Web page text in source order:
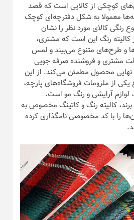
کوچکی از کالایی است که قصد
معمولا به شکل دفترچه‌ای کوچک
رنگی کالای مورد نظر را نشان
رنگ این است که مشتری،
و طرح‌های متنوع می‌بیند و لمس
مشتری و فروشنده صرفه جویی
نهایی محصول مطمئن می‌کند. از این
یکی از ملزومات فروشگاه‌های پارچه،
لوازم آرایشی و رنگ مو است.
کالیته رنگ و کاتینگ مخصوص به
را با کد مخصوصی نامگذاری کرده